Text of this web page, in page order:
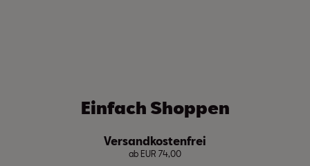
Einfach Shoppen
Versandkostenfrei
ab EUR 74,00